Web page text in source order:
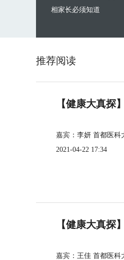
相家长必须知道
推荐阅读
【健康大真探
嘉宾：李妍 首都医科
2021-04-22 17:34
【健康大真探
嘉宾：王佳 首都医科